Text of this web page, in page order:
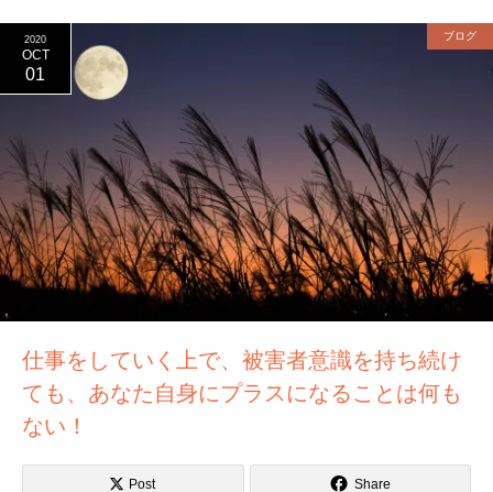
2020
OCT
01
ブログ
仕事をしていく上で、被害者意識を持ち続け
ても、あなた自身にプラスになることは何も
ない！
Post Share